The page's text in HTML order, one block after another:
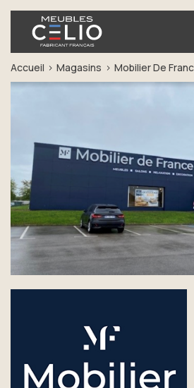
Accueil Magasins Mobilier De